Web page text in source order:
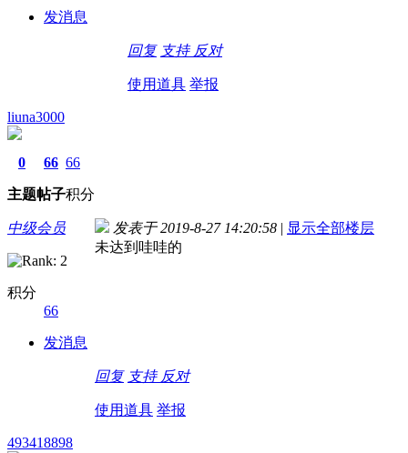
发消息
回复 支持 反对
使用道具 举报
liuna3000
0
主题
66
帖子
66
积分
中级会员
积分
66
发消息
发表于 2019-8-27 14:20:58 | 显示全部楼层
未达到哇哇的
回复 支持 反对
使用道具 举报
493418898